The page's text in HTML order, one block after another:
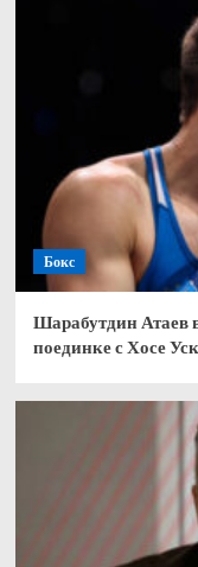
Бокс
Шарабутдин Атаев
поединке с Хосе